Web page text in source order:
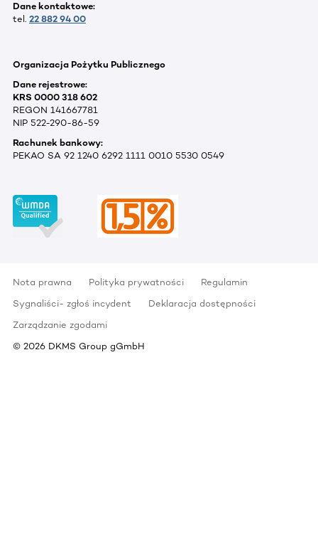
Dane kontaktowe:
tel. 22 882 94 00
Organizacja Pożytku Publicznego
Dane rejestrowe:
KRS 0000 318 602
REGON 141667781
NIP 522-290-86-59
Rachunek bankowy:
PEKAO SA 92 1240 6292 1111 0010 5530 0549
Nota prawna Polityka prywatności
Regulamin
Sygnaliści- zgłoś incydent
Deklaracja dostępności
Zarządzanie zgodami
© 2026 DKMS Group gGmbH